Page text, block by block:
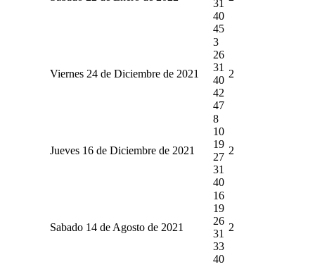
31
40
45
Viernes 24 de Diciembre de 2021
3
26
31
40
42
47
2
Jueves 16 de Diciembre de 2021
8
10
19
27
31
40
2
Sabado 14 de Agosto de 2021
16
19
26
31
33
40
2